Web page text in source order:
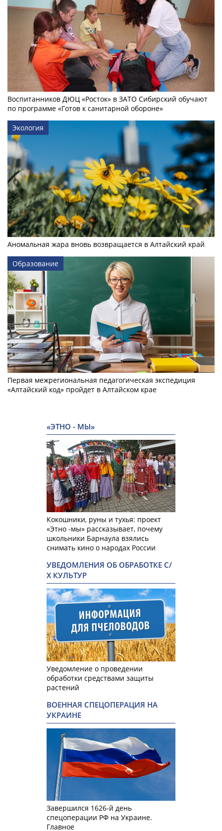
Воспитанников ДЮЦ «Росток» в ЗАТО Сибирский обучают
по программе «Готов к санитарной обороне»
Экология
Аномальная жара вновь возвращается в Алтайский край
Образование
Первая межрегиональная педагогическая экспедиция
«Алтайский код» пройдет в Алтайском крае
«ЭТНО - МЫ»
Кокошники, руны и тухья: проект
«Этно -мы» рассказывает, почему
школьники Барнаула взялись
снимать кино о народах России
УВЕДОМЛЕНИЯ ОБ ОБРАБОТКЕ С/
Х КУЛЬТУР
Уведомление о проведении
обработки средствами защиты
растений
ВОЕННАЯ СПЕЦОПЕРАЦИЯ НА
УКРАИНЕ
Завершился 1626-й день
спецоперации РФ на Украине.
Главное